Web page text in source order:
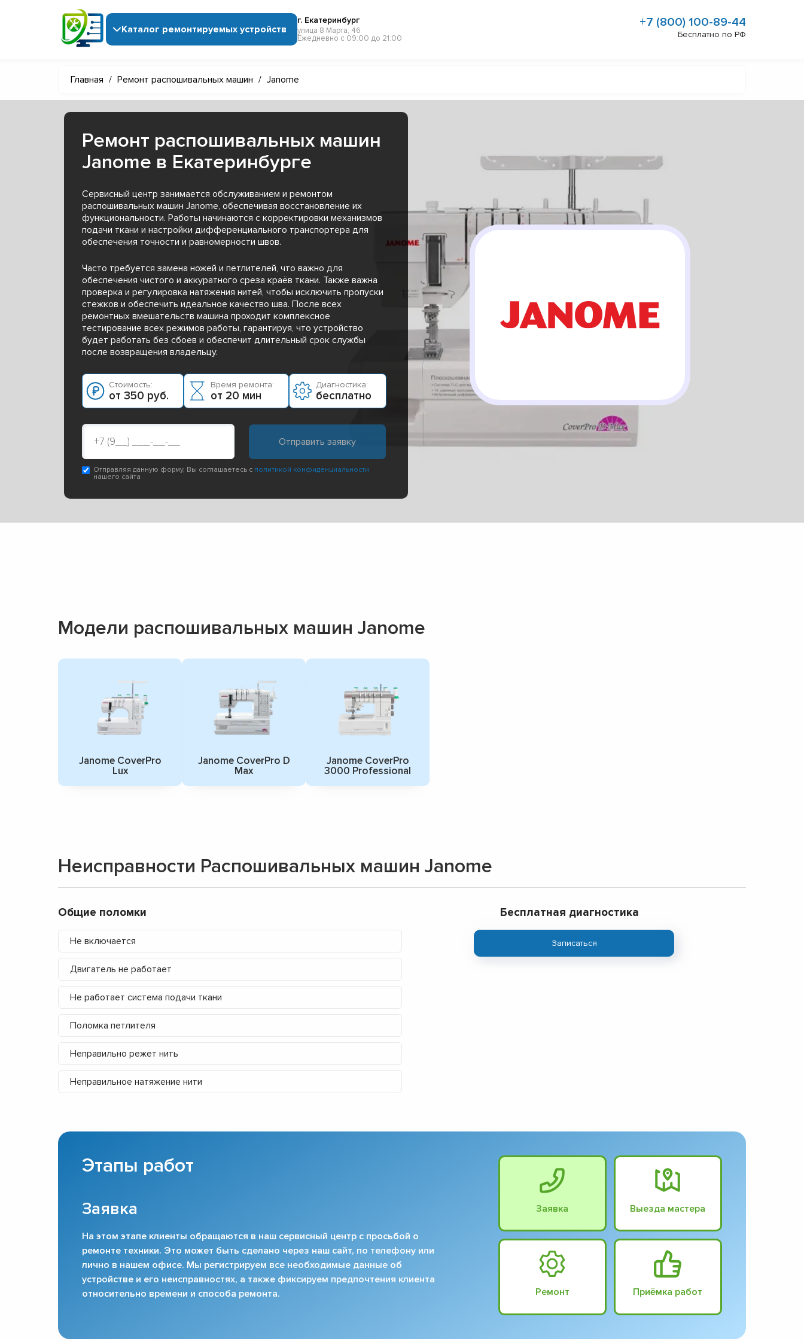
Каталог ремонтируемых устройств
г. Екатеринбург
улица 8 Марта, 46
Ежедневно с 09:00 до 21:00
+7 (800) 100-89-44
Бесплатно по РФ
Главная / Ремонт распошивальных машин / Janome
Ремонт распошивальных машин
Janome в Екатеринбурге
Сервисный центр занимается обслуживанием и ремонтом
распошивальных машин Janome, обеспечивая восстановление их
функциональности. Работы начинаются с корректировки механизмов
подачи ткани и настройки дифференциального транспортера для
обеспечения точности и равномерности швов.
Часто требуется замена ножей и петлителей, что важно для
обеспечения чистого и аккуратного среза краёв ткани. Также важна
проверка и регулировка натяжения нитей, чтобы исключить пропуски
стежков и обеспечить идеальное качество шва. После всех
ремонтных вмешательств машина проходит комплексное
тестирование всех режимов работы, гарантируя, что устройство
будет работать без сбоев и обеспечит длительный срок службы
после возвращения владельцу.
Стоимость:
от 350 руб.
Время ремонта:
от 20 мин
Диагностика:
бесплатно
Отправляя данную форму, Вы соглашаетесь с политикой конфиденциальности
нашего сайта
Модели распошивальных машин Janome
Janome CoverPro
Lux
Janome CoverPro D
Max
Janome CoverPro
3000 Professional
Неисправности Распошивальных машин Janome
Общие поломки
Не включается
Двигатель не работает
Не работает система подачи ткани
Поломка петлителя
Неправильно режет нить
Неправильное натяжение нити
Бесплатная диагностика
Записаться
Этапы работ
Заявка
На этом этапе клиенты обращаются в наш сервисный центр с просьбой о
ремонте техники. Это может быть сделано через наш сайт, по телефону или
лично в нашем офисе. Мы регистрируем все необходимые данные об
устройстве и его неисправностях, а также фиксируем предпочтения клиента
относительно времени и способа ремонта.
Заявка Выезда мастера
Ремонт Приёмка работ
▼
▼
▼
▼